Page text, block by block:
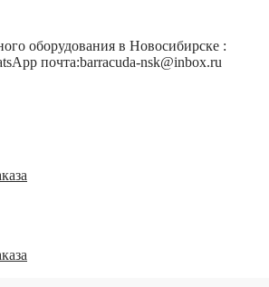
оборудования в Новосибирске :
почта:barracuda-nsk@inbox.ru